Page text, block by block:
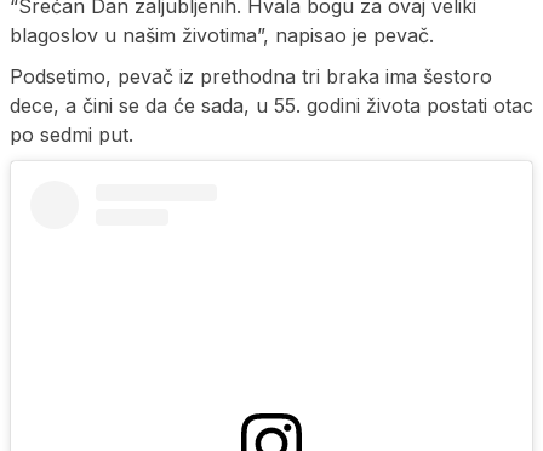
“Srećan Dan zaljubljenih. Hvala bogu za ovaj veliki
blagoslov u našim životima”, napisao je pevač.
Podsetimo, pevač iz prethodna tri braka ima šestoro
dece, a čini se da će sada, u 55. godini života postati otac
po sedmi put.